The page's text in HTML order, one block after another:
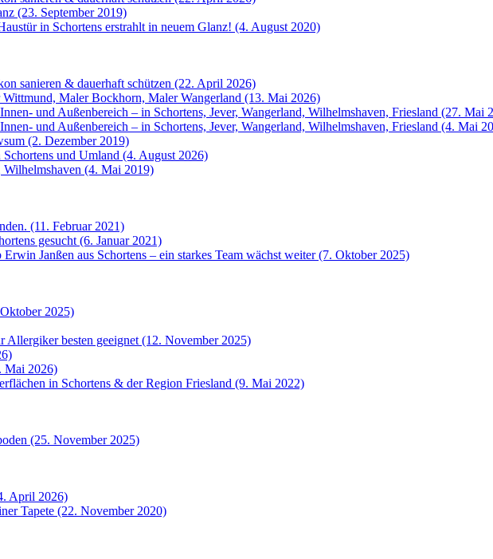
(23. September 2019)
in Schortens erstrahlt in neuem Glanz! (4. August 2020)
sanieren & dauerhaft schützen (22. April 2026)
Maler Bockhorn, Maler Wangerland (13. Mai 2026)
und Außenbereich – in Schortens, Jever, Wangerland, Wilhelmshaven, Friesland (27. Mai
und Außenbereich – in Schortens, Jever, Wangerland, Wilhelmshaven, Friesland (4. Mai
(2. Dezember 2019)
und Umland (4. August 2026)
Wilhelmshaven (4. Mai 2019)
(11. Februar 2021)
gesucht (6. Januar 2021)
Janßen aus Schortens – ein starkes Team wächst weiter (7. Oktober 2025)
2025)
besten geeignet (12. November 2025)
Mai 2026)
in Schortens & der Region Friesland (9. Mai 2022)
(25. November 2025)
April 2026)
Tapete (22. November 2020)